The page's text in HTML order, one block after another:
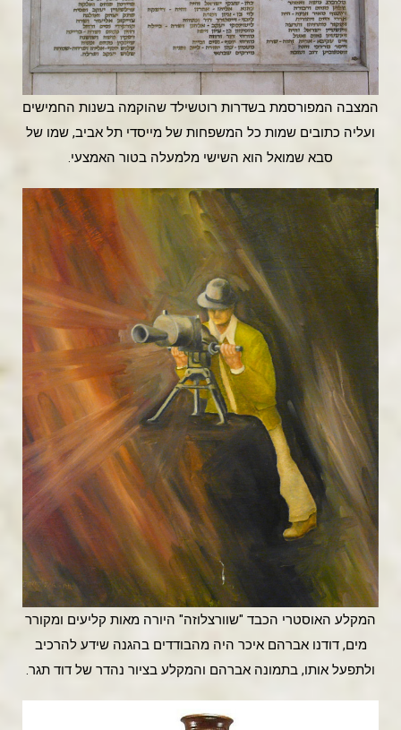
המצבה המפורסמת בשדרות רוטשילד שהוקמה בשנות החמישים
ועליה כתובים שמות כל המשפחות של מייסדי תל אביב, שמו של
סבא שמואל הוא השישי מלמעלה בטור האמצעי.
המקלע האוסטרי הכבד "שוורצלוזה" היורה מאות קליעים ומקורר
מים, דודנו אברהם איכר היה מהבודדים בהגנה שידע להרכיב
ולתפעל אותו, בתמונה אברהם והמקלע בציור נהדר של דוד תגר.